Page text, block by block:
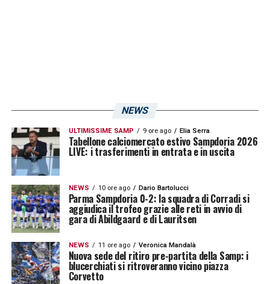
LA PLAYLIST DELLE NOSTRE TOP NEWS
NEWS
ULTIMISSIME SAMP 9 ore ago Elia Serra
Tabellone calciomercato estivo Sampdoria 2026
LIVE: i trasferimenti in entrata e in uscita
NEWS 10 ore ago Dario Bartolucci
Parma Sampdoria 0-2: la squadra di Corradi si
aggiudica il trofeo grazie alle reti in avvio di
gara di Abildgaard e di Lauritsen
NEWS 11 ore ago Veronica Mandalà
Nuova sede del ritiro pre-partita della Samp: i
blucerchiati si ritroveranno vicino piazza
Corvetto